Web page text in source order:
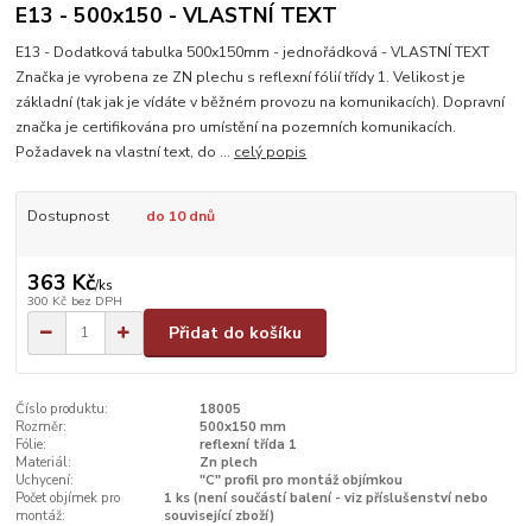
E13 - 500x150 - VLASTNÍ TEXT
E13 - Dodatková tabulka 500x150mm - jednořádková - VLASTNÍ TEXT
Značka je vyrobena ze ZN plechu s reflexní fólií třídy 1. Velikost je
základní (tak jak je vídáte v běžném provozu na komunikacích). Dopravní
značka je certifikována pro umístění na pozemních komunikacích.
Požadavek na vlastní text, do ... celý popis
Dostupnost do 10 dnů
363 Kč/ks
300 Kč bez DPH
Přidat do košíku
Číslo produktu:
18005
Rozměr:
500x150 mm
Fólie:
reflexní třída 1
Materiál:
Zn plech
Uchycení:
"C" profil pro montáž objímkou
Počet objímek pro
montáž:
1 ks (není součástí balení - viz příslušenství nebo
související zboží)